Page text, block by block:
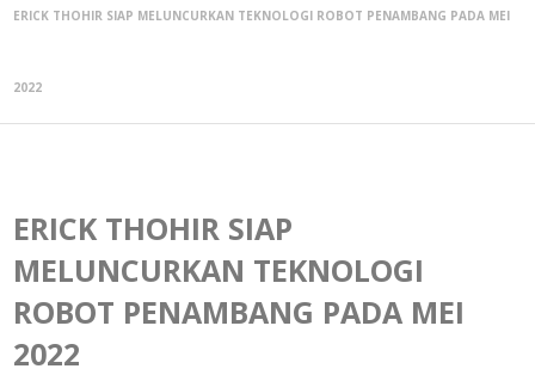
ERICK THOHIR SIAP MELUNCURKAN TEKNOLOGI ROBOT PENAMBANG PADA MEI
2022
ERICK THOHIR SIAP
MELUNCURKAN TEKNOLOGI
ROBOT PENAMBANG PADA MEI
2022